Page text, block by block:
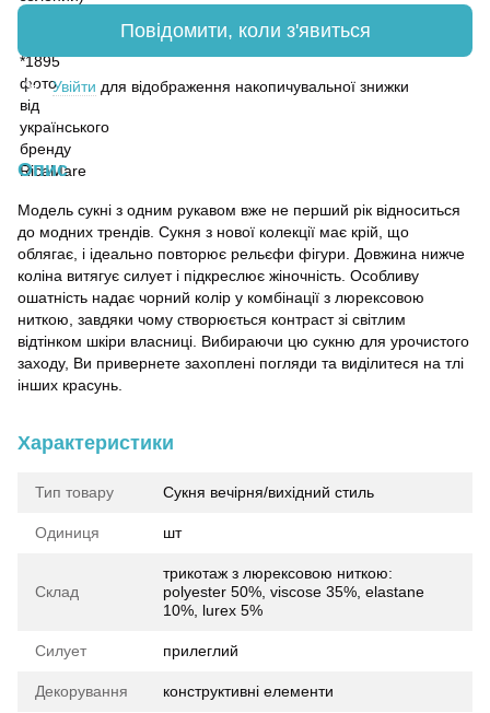
Повідомити, коли з'явиться
% Увійти для відображення накопичувальної знижки
Опис
Модель сукні з одним рукавом вже не перший рік відноситься
до модних трендів. Сукня з нової колекції має крій, що
облягає, і ідеально повторює рельєфи фігури. Довжина нижче
коліна витягує силует і підкреслює жіночність. Особливу
ошатність надає чорний колір у комбінації з люрексовою
ниткою, завдяки чому створюється контраст зі світлим
відтінком шкіри власниці. Вибираючи цю сукню для урочистого
заходу, Ви привернете захоплені погляди та виділитеся на тлі
інших красунь.
Характеристики
Тип товару Сукня вечірня/вихідний стиль
Одиниця шт
Склад
трикотаж з люрексовою ниткою:
polyester 50%, viscose 35%, elastane
10%, lurex 5%
Силует прилеглий
Декорування конструктивні елементи